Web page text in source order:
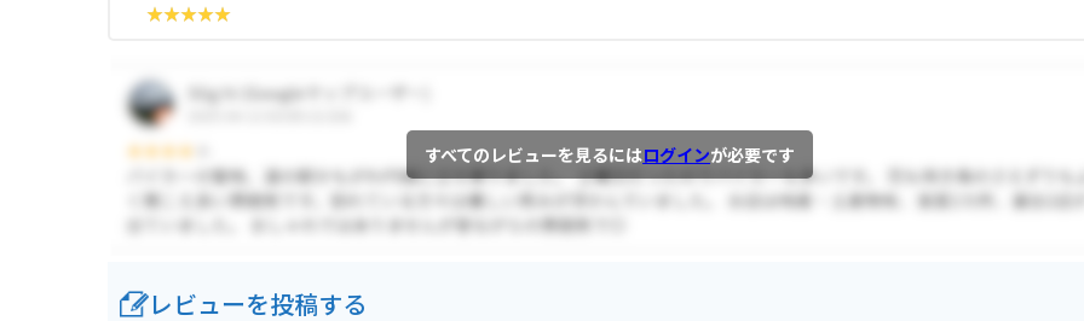
すべてのレビューを見るにはログインが必要です
レビューを投稿する